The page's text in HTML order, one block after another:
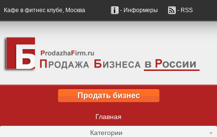
Кафе в фитнес клубе, Москва - Информеры - RSS
Продать бизнес
Главная
Категории